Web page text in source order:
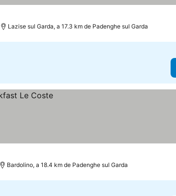
Lazise sul Garda, a 17.3 km de Padenghe sul Garda
Bardolino, a 18.4 km de Padenghe sul Garda